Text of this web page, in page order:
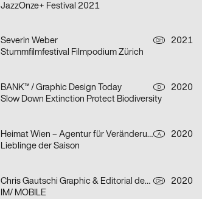
JazzOnze+ Festival 2021
Severin Weber CH
2021
Stummfilmfestival Filmpodium Zürich
BANK™ / Graphic Design Today D
2020
Slow Down Extinction Protect Biodiversity
Heimat Wien – Agentur für Veränderung A
2020
Lieblinge der Saison
Chris Gautschi Graphic & Editorial design CH
2020
IM/ MOBILE